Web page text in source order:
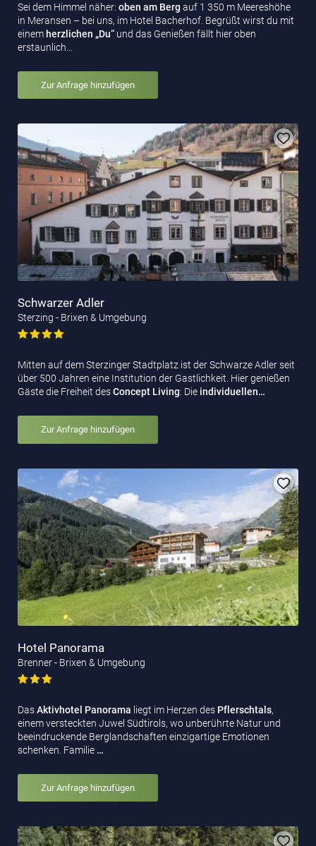
Sei dem Himmel näher: oben am Berg auf 1 350 m Meereshöhe
in Meransen – bei uns, im Hotel Bacherhof. Begrüßt wirst du mit
einem herzlichen „Du“ und das Genießen fällt hier oben
erstaunlich…
Zur Anfrage hinzufügen
Schwarzer Adler
Sterzing - Brixen & Umgebung
Mitten auf dem Sterzinger Stadtplatz ist der Schwarze Adler seit
über 500 Jahren eine Institution der Gastlichkeit. Hier genießen
Gäste die Freiheit desConcept Living: Die individuellen…
Zur Anfrage hinzufügen
Hotel Panorama
Brenner - Brixen & Umgebung
DasAktivhotel Panorama liegt im Herzen des Pflerschtals,
einem versteckten Juwel Südtirols, wo unberührte Natur und
beeindruckende Berglandschaften einzigartige Emotionen
schenken. Familie …
Zur Anfrage hinzufügen